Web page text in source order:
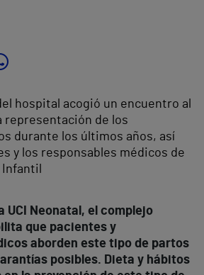
hospital acogió un encuentro al
representación de los
durante los últimos años, así
y los responsables médicos de
UCI Neonatal, el complejo
que pacientes y
aborden este tipo de partos
posibles. Dieta y hábitos